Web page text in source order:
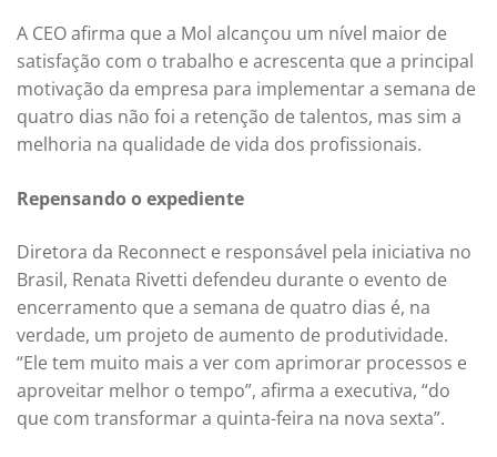
A CEO afirma que a Mol alcançou um nível maior de
satisfação com o trabalho e acrescenta que a principal
motivação da empresa para implementar a semana de
quatro dias não foi a retenção de talentos, mas sim a
melhoria na qualidade de vida dos profissionais.
Repensando o expediente
Diretora da Reconnect e responsável pela iniciativa no
Brasil, Renata Rivetti defendeu durante o evento de
encerramento que a semana de quatro dias é, na
verdade, um projeto de aumento de produtividade.
“Ele tem muito mais a ver com aprimorar processos e
aproveitar melhor o tempo”, afirma a executiva, “do
que com transformar a quinta-feira na nova sexta”.